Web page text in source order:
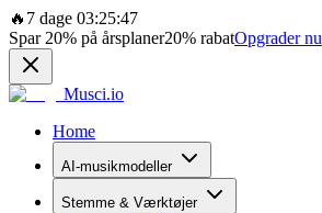
🔥 7 dage 03:25:47
Spar 20% på årsplaner20% rabatOpgrader nu
Musci.io
Home
AI-musikmodeller
Stemme & Værktøjer